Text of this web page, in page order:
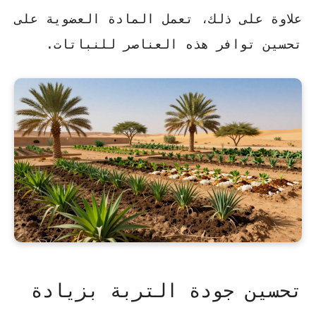
علاوة على ذلك، تعمل المادة العضوية على
تحسين توافر هذه العناصر للنباتات.
تحسين جودة التربة بزيادة